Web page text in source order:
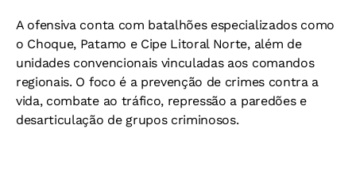
A ofensiva conta com batalhões especializados como
o Choque, Patamo e Cipe Litoral Norte, além de
unidades convencionais vinculadas aos comandos
regionais. O foco é a prevenção de crimes contra a
vida, combate ao tráfico, repressão a paredões e
desarticulação de grupos criminosos.